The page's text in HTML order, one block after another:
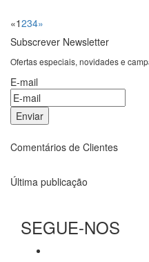
«1234»
Subscrever Newsletter
Ofertas especiais, novidades e
E-mail
Comentários de Clientes
Última publicação
SEGUE-NOS